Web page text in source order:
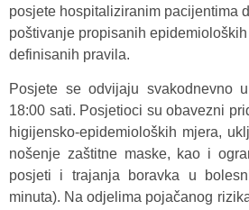
posjete hospitaliziranim pacijentima
poštivanje propisanih
definisanih pravila.
Posjete se odvijaju svakodnevno
18:00 sati. Posjetioci su obavezni
higijensko-epidemioloških mjera,
nošenje zaštitne maske, kao i
posjeti i trajanja boravka u
minuta). Na odjelima pojačanog